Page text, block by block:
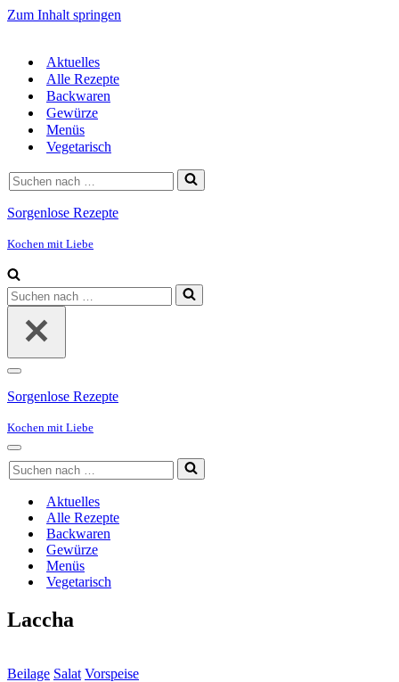
Zum Inhalt springen
Aktuelles
Alle Rezepte
Backwaren
Gewürze
Menüs
Vegetarisch
Suchen
nach …
Sorgenlose Rezepte
Kochen mit Liebe
Suchen
nach …
Navigationsmenü
Sorgenlose Rezepte
Kochen mit Liebe
Navigationsmenü
Suchen
nach …
Aktuelles
Alle Rezepte
Backwaren
Gewürze
Menüs
Vegetarisch
Laccha
Beilage Salat Vorspeise